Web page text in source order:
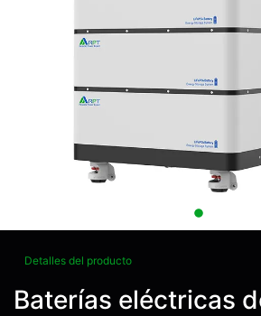
Detalles del producto
Baterías eléctricas